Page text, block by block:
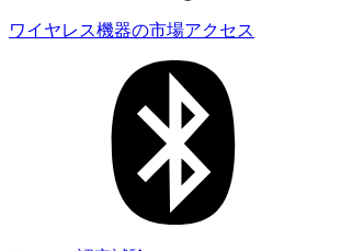
ワイヤレス機器の市場アクセス